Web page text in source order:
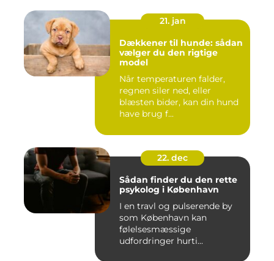
21. jan
Dækkener til hunde: sådan
vælger du den rigtige
model
Når temperaturen falder,
regnen siler ned, eller
blæsten bider, kan din hund
have brug f...
22. dec
Sådan finder du den rette
psykolog i København
I en travl og pulserende by
som København kan
følelsesmæssige
udfordringer hurti...